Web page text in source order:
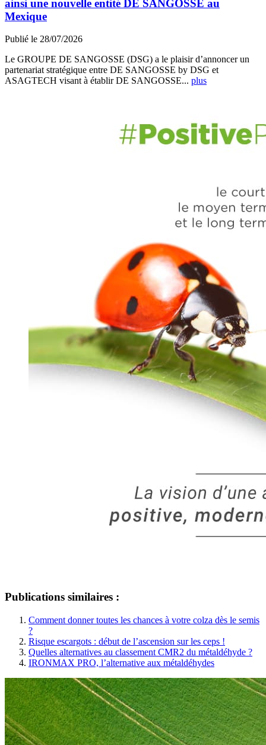
ainsi une nouvelle entité DE SANGOSSE au
Mexique
Publié le 28/07/2026
Le GROUPE DE SANGOSSE (DSG) a le plaisir d’annoncer un
partenariat stratégique entre DE SANGOSSE by DSG et
ASAGTECH visant à établir DE SANGOSSE... plus
Publications similaires :
Comment donner toutes les chances à votre colza dès le semis
?
Risque escargots : début de l’ascension sur les ceps !
Quelles alternatives au classement CMR2 du métaldéhyde ?
IRONMAX PRO, l’alternative aux métaldéhydes